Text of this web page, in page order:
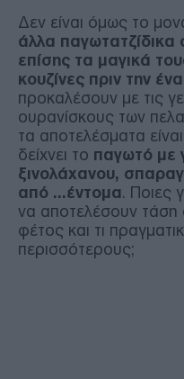
Δεν είναι όμως το
άλλα παγωτατζίδικα
επίσης τα μαγικά
κουζίνες πριν την
προκαλέσουν με τις
ουρανίσκους των
τα αποτελέσματα
δείχνει το παγωτό με
ξινολάχανου,
από …έντομα. Ποιες
να αποτελέσουν
φέτος και τι
περισσότερους;